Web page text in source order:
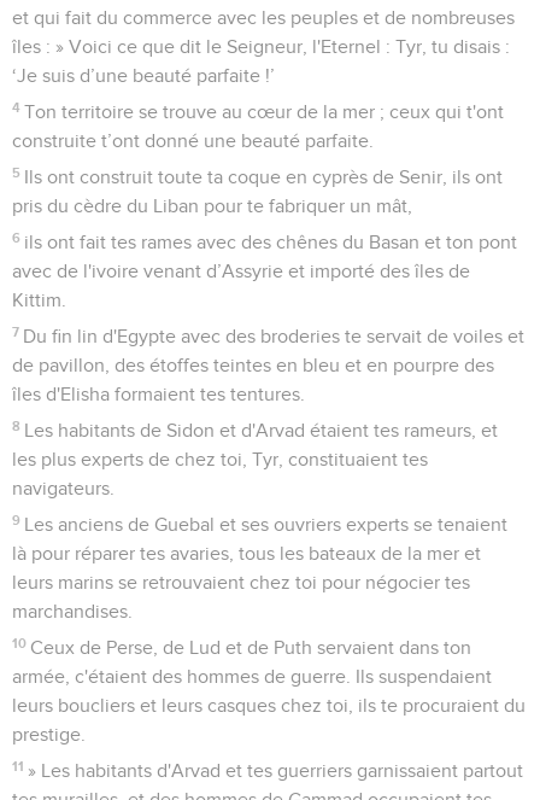
et qui fait du commerce avec les peuples et de nombreuses
îles : » Voici ce que dit le Seigneur, l'Eternel : Tyr, tu disais :
‘Je suis d’une beauté parfaite !’
4 Ton territoire se trouve au cœur de la mer ; ceux qui t'ont
construite t’ont donné une beauté parfaite.
5 Ils ont construit toute ta coque en cyprès de Senir, ils ont
pris du cèdre du Liban pour te fabriquer un mât,
6 ils ont fait tes rames avec des chênes du Basan et ton pont
avec de l'ivoire venant d’Assyrie et importé des îles de
Kittim.
7 Du fin lin d'Egypte avec des broderies te servait de voiles et
de pavillon, des étoffes teintes en bleu et en pourpre des
îles d'Elisha formaient tes tentures.
8 Les habitants de Sidon et d'Arvad étaient tes rameurs, et
les plus experts de chez toi, Tyr, constituaient tes
navigateurs.
9 Les anciens de Guebal et ses ouvriers experts se tenaient
là pour réparer tes avaries, tous les bateaux de la mer et
leurs marins se retrouvaient chez toi pour négocier tes
marchandises.
10 Ceux de Perse, de Lud et de Puth servaient dans ton
armée, c'étaient des hommes de guerre. Ils suspendaient
leurs boucliers et leurs casques chez toi, ils te procuraient du
prestige.
11 » Les habitants d'Arvad et tes guerriers garnissaient partout